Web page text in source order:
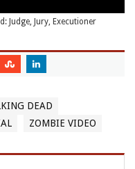
Judge, Jury, Executioner
DEAD
ZOMBIE VIDEO